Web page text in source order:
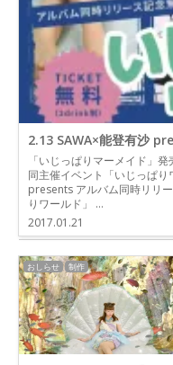
「いじっぱりマーメイド」
同主催イベント「いじっぱ
presents アルバム同時リリ
りワールド」 …
2017.01.21
おしらせ 制作